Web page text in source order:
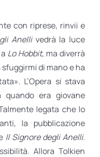
con riprese, rinvii e
Anellivedrà la luce
Lo Hobbit, ma diverrà
di mano e ha
L’Opera si stava
era giovane
legata che lo
la pubblicazione
Il Signore degli Anelli.
Allora Tolkien